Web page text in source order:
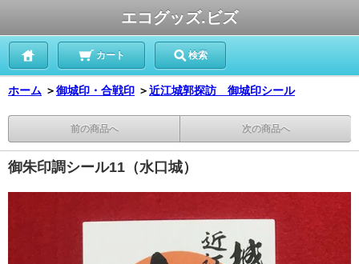
エコグッズ.ビズ
カート 検索
ホーム ＞御城印・合戦印 ＞近江城郭探訪 御城印シール
前の商品へ 次の商品へ
御朱印調シール11（水口城）